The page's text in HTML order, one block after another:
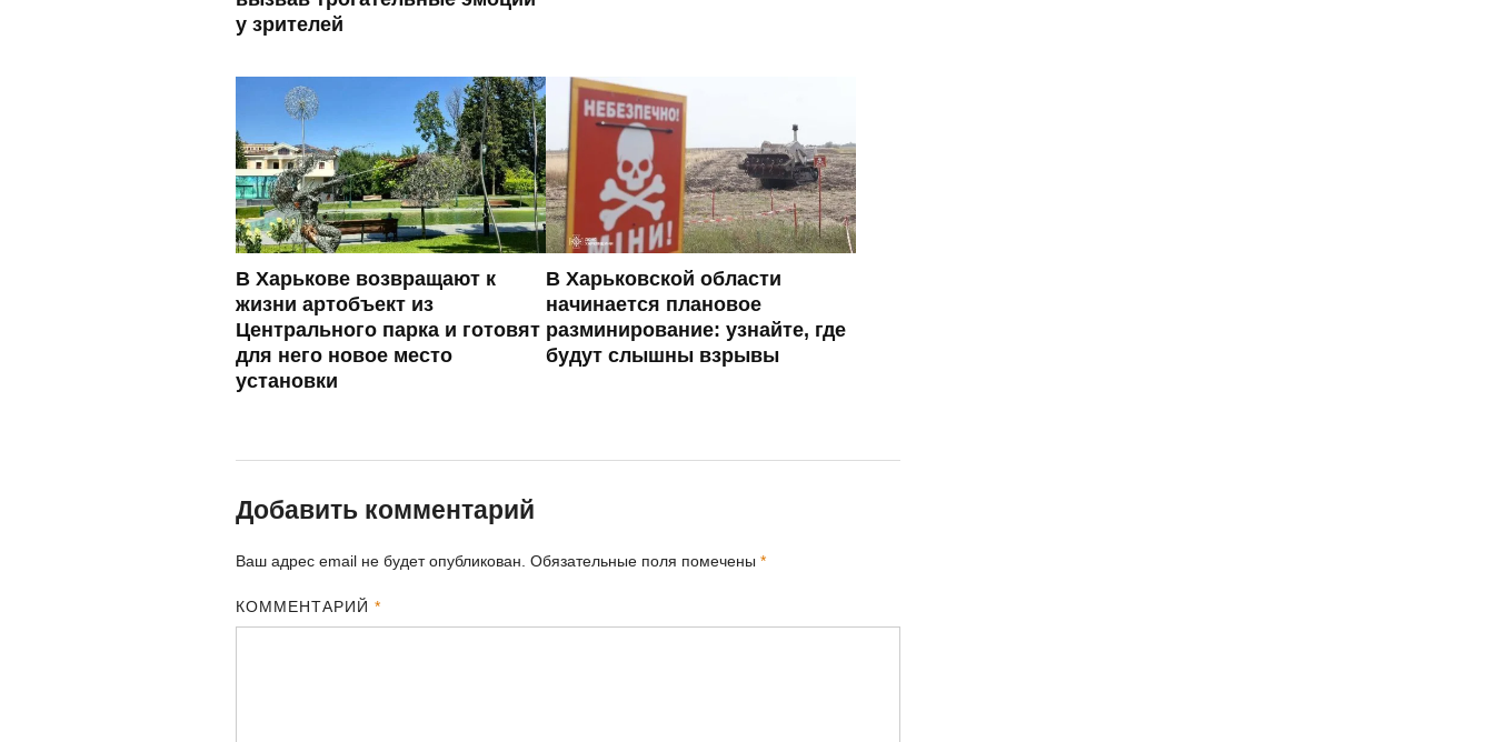
у зрителей
В Харькове возвращают к
жизни артобъект из
Центрального парка и готовят
для него новое место
установки
В Харьковской области
начинается плановое
разминирование: узнайте, где
будут слышны взрывы
Добавить комментарий
Ваш адрес email не будет опубликован. Обязательные поля помечены *
КОММЕНТАРИЙ*